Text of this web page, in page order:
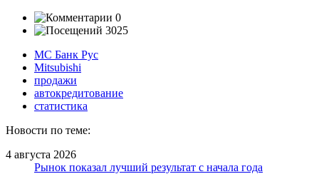
0
3025
МС Банк Рус
Mitsubishi
продажи
автокредитование
статистика
Новости по теме:
4 августа 2026
Рынок показал лучший результат с начала года